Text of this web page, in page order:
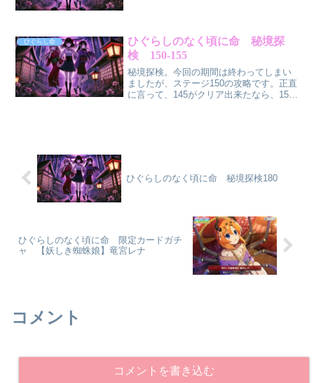
今回、ようやく私もクリア...
ひぐらし命
ひぐらしのなく頃に命 秘境探
検 150-155
秘境探検。今回の期間は終わってしまい
ましたが、ステージ150の攻略です。正直
に言って、145がクリア出来たなら、150
ひぐらしのなく頃に命 秘境探検180
ひぐらしのなく頃に命 限定カードガチ
ャ 【妖しき蜘蛛娘】竜宮レナ
コメント
コメントを書き込む